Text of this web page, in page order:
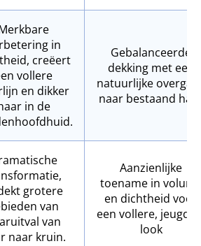
in
creëert
vollere
en dikker
in de
Gebalanceerde
dekking met een
natuurlijke
naar bestaand
grotere
van
van
naar kruin.
Aanzienlijke
toename in
en dichtheid voor
een vollere,
look